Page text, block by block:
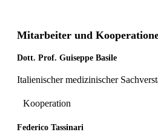
Mitarbeiter und
Dott. Prof. Guiseppe Basile
Italienischer medizinischer
Kooperation
Federico Tassinari